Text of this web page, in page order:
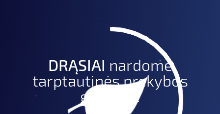
DRĄSIAI nardome
tarptautinės prekybos
gelmėse